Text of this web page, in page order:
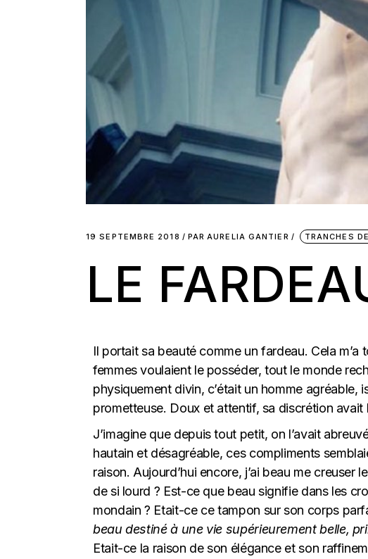
19 SEPTEMBRE 2018 PAR AURELIA GANTIER TRANCHES
LE
Il portait sa beauté comme un fardeau. Cela m’a
femmes voulaient le posséder, tout le monde
physiquement divin, c’était un homme agréable,
prometteuse. Doux et attentif, sa discrétion avait
J’imagine que depuis tout petit, on l’avait
hautain et désagréable, ces compliments
raison. Aujourd’hui encore, j’ai beau me
de si lourd ? Est-ce que beau signifie dans les
mondain ? Etait-ce ce tampon sur son corps
beau destiné à une vie supérieurement belle,
Etait-ce la raison de son élégance et son